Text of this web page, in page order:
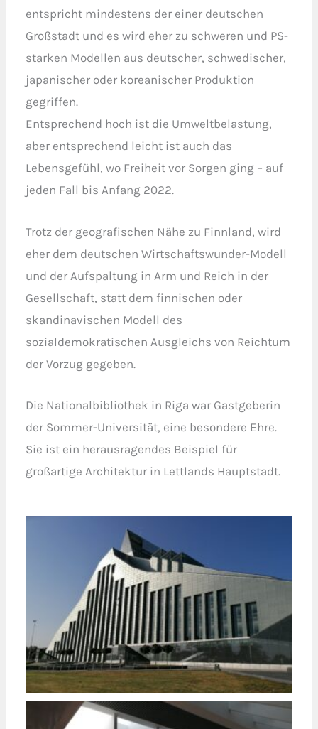
entspricht mindestens der einer deutschen
Großstadt und es wird eher zu schweren und PS-
starken Modellen aus deutscher, schwedischer,
japanischer oder koreanischer Produktion
gegriffen.
Entsprechend hoch ist die Umweltbelastung,
aber entsprechend leicht ist auch das
Lebensgefühl, wo Freiheit vor Sorgen ging – auf
jeden Fall bis Anfang 2022.
Trotz der geografischen Nähe zu Finnland, wird
eher dem deutschen Wirtschaftswunder-Modell
und der Aufspaltung in Arm und Reich in der
Gesellschaft, statt dem finnischen oder
skandinavischen Modell des
sozialdemokratischen Ausgleichs von Reichtum
der Vorzug gegeben.
Die Nationalbibliothek in Riga war Gastgeberin
der Sommer-Universität, eine besondere Ehre.
Sie ist ein herausragendes Beispiel für
großartige Architektur in Lettlands Hauptstadt.